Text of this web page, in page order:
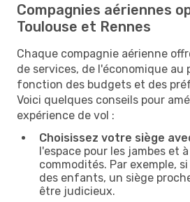
Compagnies aériennes
Toulouse et Rennes
Chaque compagnie aérienne
de services, de l'économique au
fonction des budgets et des
Voici quelques conseils pour
expérience de vol :
Choisissez votre siège
l'espace pour les jambes et
commodités. Par exemple,
des enfants, un siège
être judicieux.